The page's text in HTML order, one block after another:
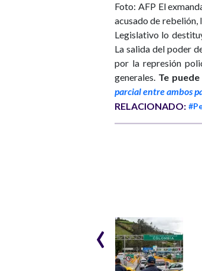
Foto: AFP El
acusado de
Legislativo lo
La salida del poder
por la represión
generales. Te
parcial entre ambos
RELACIONADO:
Perú: Congreso
removió a José
‹